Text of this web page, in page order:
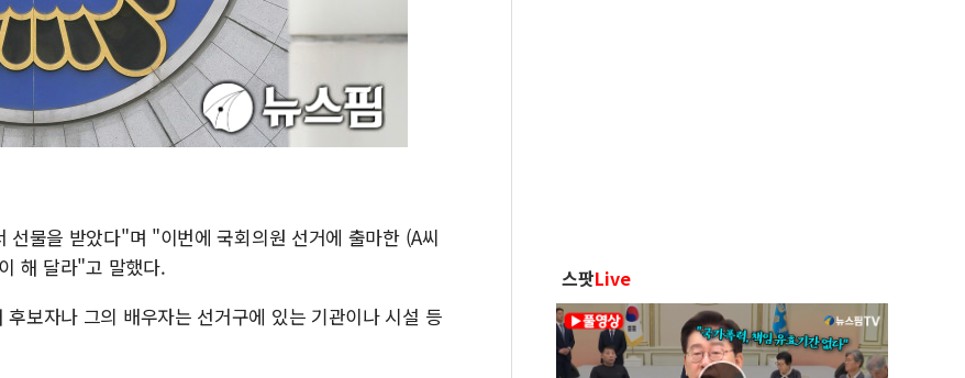
물을 받았다"며 "이번에 국회의원 선거에 출마한 (A씨
해 달라"고 말했다.
보자나 그의 배우자는 선거구에 있는 기관이나 시설 등
스팟Live